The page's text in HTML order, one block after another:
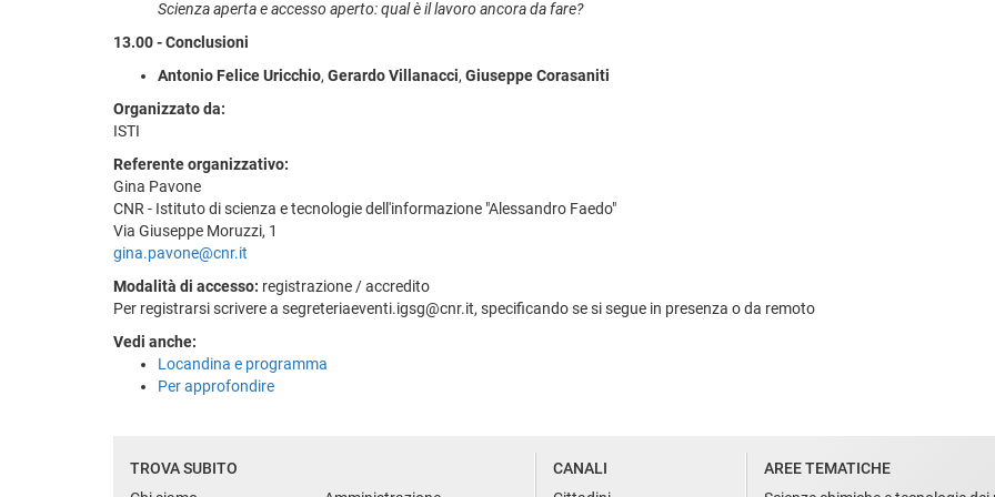
Scienza aperta e accesso aperto: qual è il lavoro ancora da fare?
13.00 - Conclusioni
Antonio Felice Uricchio, Gerardo Villanacci, Giuseppe Corasaniti
Organizzato da:
ISTI
Referente organizzativo:
Gina Pavone
CNR - Istituto di scienza e tecnologie dell'informazione "Alessandro Faedo"
Via Giuseppe Moruzzi, 1
gina.pavone@cnr.it
Modalità di accesso: registrazione / accredito
Per registrarsi scrivere a segreteriaeventi.igsg@cnr.it, specificando se si segue in presenza o da remoto
Vedi anche:
Locandina e programma
Per approfondire
TROVA SUBITO
CANALI
AREE TEMATICHE